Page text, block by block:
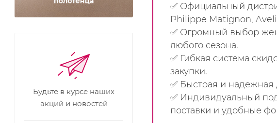
✅ Официальный
Philippe Matignon,
✅ Огромный выбор
любого сезона.
✅ Гибкая система
закупки.
✅ Быстрая и надежная
✅ Индивидуальный
поставки и удобные
Будьте в курсе наших
акций и новостей